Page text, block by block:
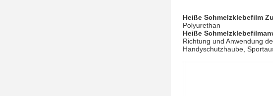
Heiße Schmelzklebefilm
Polyurethan
Heiße
Richtung und Anwendung
Handyschutzhaube,